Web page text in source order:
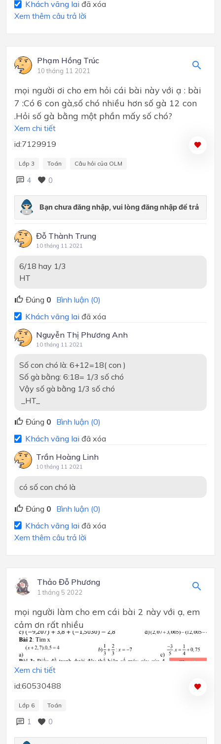
Khách vãng lai đã xóa
Xem thêm câu trả lời
Phạm Hồng Trúc
10 tháng 11 2021
mọi người ơi cho em hỏi cái bài này với ạ : bài
7 :Có 6 con gà,số chó nhiều hơn số gà 12 con
.Hỏi số gà bằng một phần mấy số chó?
Xem chi tiết
id:7129919
Lớp 3 Toán Câu hỏi của OLM
4 0
Đỗ Thành Trung
10 tháng 11 2021
6/18 hay 1/3
HT
Đúng 0 Bình luận (0)
Khách vãng lai đã xóa
Nguyễn Thị Phương Anh
10 tháng 11 2021
Số con chó là: 6+12=18( con )
Số gà bằng: 6:18= 1/3 số chó
Vậy số gà bằng 1/3 số chó
_HT_
Đúng 0 Bình luận (0)
Khách vãng lai đã xóa
Trần Hoàng Linh
10 tháng 11 2021
có số con chó là
Đúng 0 Bình luận (0)
Khách vãng lai đã xóa
Xem thêm câu trả lời
Thảo Đỗ Phương
1 tháng 5 2022
mọi người làm cho em cái bài 2 này với ạ, em
cảm ơn rất nhiều
Xem chi tiết
id:60530488
Lớp 6 Toán
1 0